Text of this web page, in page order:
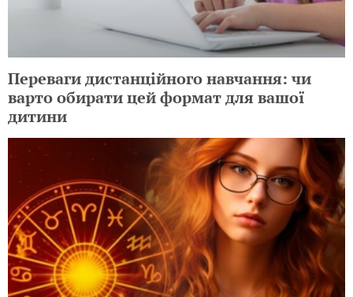
Переваги дистанційного навчання: чи
варто обирати цей формат для вашої
дитини